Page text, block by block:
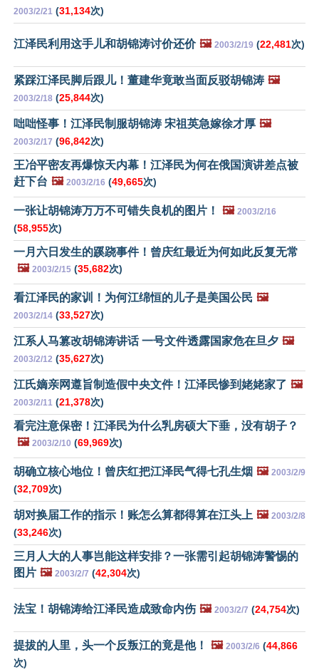
2003/2/21 (31,134次)
江泽民利用这手儿和胡锦涛讨价还价 🖼️ 2003/2/19 (22,481次)
紧踩江泽民脚后跟儿！董建华竟敢当面反驳胡锦涛 🖼️
2003/2/18 (25,844次)
咄咄怪事！江泽民制服胡锦涛 宋祖英急嫁徐才厚 🖼️
2003/2/17 (96,842次)
王冶平密友再爆惊天内幕！江泽民为何在俄国演讲差点被
赶下台 🖼️ 2003/2/16 (49,665次)
一张让胡锦涛万万不可错失良机的图片！ 🖼️ 2003/2/16
(58,955次)
一月六日发生的蹊跷事件！曾庆红最近为何如此反复无常
🖼️ 2003/2/15 (35,682次)
看江泽民的家训！为何江绵恒的儿子是美国公民 🖼️
2003/2/14 (33,527次)
江系人马篡改胡锦涛讲话 一号文件透露国家危在旦夕 🖼️
2003/2/12 (35,627次)
江氏嫡亲网遵旨制造假中央文件！江泽民惨到姥姥家了 🖼️
2003/2/11 (21,378次)
看完注意保密！江泽民为什么乳房硕大下垂，没有胡子？
🖼️ 2003/2/10 (69,969次)
胡确立核心地位！曾庆红把江泽民气得七孔生烟 🖼️ 2003/2/9
(32,709次)
胡对换届工作的指示！账怎么算都得算在江头上 🖼️ 2003/2/8
(33,246次)
三月人大的人事岂能这样安排？一张需引起胡锦涛警惕的
图片 🖼️ 2003/2/7 (42,304次)
法宝！胡锦涛给江泽民造成致命内伤 🖼️ 2003/2/7 (24,754次)
提拔的人里，头一个反叛江的竟是他！ 🖼️ 2003/2/6 (44,866
次)